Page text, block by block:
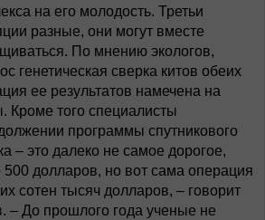
на его молодость. Третьи
разные, они могут вместе
По мнению экологов,
генетическая сверка китов обеих
ее результатов намечена на
того специалисты
программы спутникового
– это далеко не самое дорогое,
500 долларов, но вот сама операция
сотен тысяч долларов, – говорит
– До прошлого года ученые не